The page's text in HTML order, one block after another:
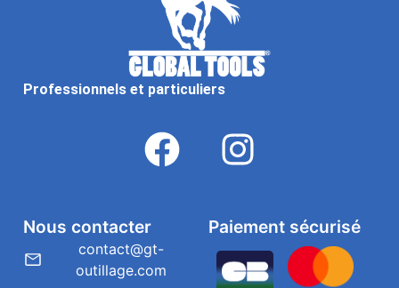
Professionnels et particuliers
Paiement sécurisé
Nous contacter
contact@gt-
outillage.com